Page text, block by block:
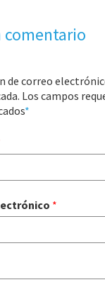
comentario
de correo
Los campos
*
*